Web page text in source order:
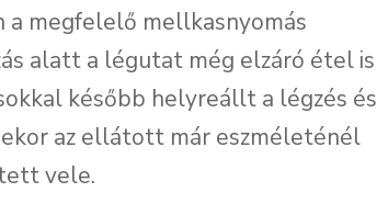
a megfelelő mellkasnyomás
alatt a légutat még elzáró étel is
később helyreállt a légzés és
az ellátott már eszméleténél
vele.